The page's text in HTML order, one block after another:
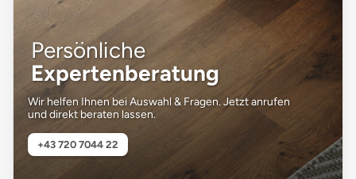
Persönliche
Expertenberatung
Wir helfen Ihnen bei Auswahl & Fragen. Jetzt anrufen
und direkt beraten lassen.
+43 720 7044 22